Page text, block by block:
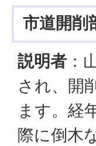
市道開削
説明者 ：
され、開
ます。経
際に倒木